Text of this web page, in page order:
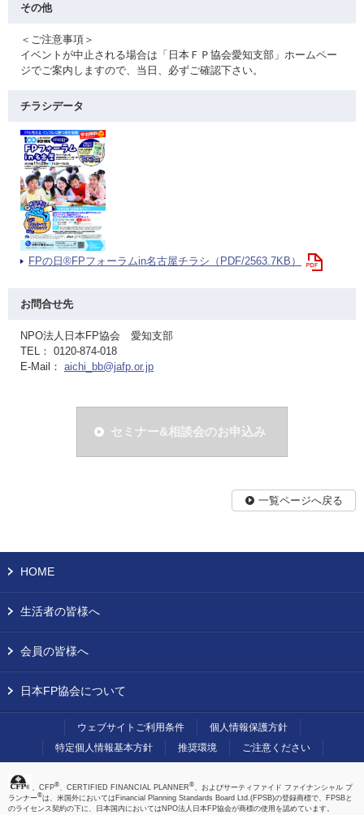
その他
＜ご注意事項＞
イベントが中止される場合は「日本ＦＰ協会愛知支部」ホームペー
ジでご案内しますので、当日、必ずご確認下さい。
チラシデータ
FPの日®FPフォーラムin名古屋チラシ（PDF/2563.7KB）
お問合せ先
NPO法人日本FP協会 愛知支部
TEL： 0120-874-018
E-Mail： aichi_bb@jafp.or.jp
セミナー&相談会のお申込み
一覧ページへ戻る
HOME
生活者の皆様へ
会員の皆様へ
日本FP協会について
ウェブサイトご利用条件
個人情報保護方針
特定個人情報基本方針
推奨環境 ご注意ください
、CFP® 、CERTIFIED FINANCIAL PLANNER® 、およびサーティファイド ファイナンシャル プ
ランナー®は、米国外においてはFinancial Planning Standards Board Ltd.(FPSB)の登録商標で、FPSBと
のライセンス契約の下に、日本国内においてはNPO法人日本FP協会が商標の使用を認めています。